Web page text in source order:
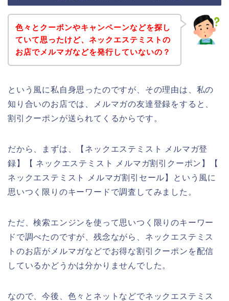
色々とクーポンやキャンペーンなどを探し
ていて思ったけど、ネックエステミストの
お店でメルマガなどを発行していないの？
という風に私自身思ったのですが、その理由は、私の
知り合いのお店では、メルマガの友達登録をすると、
割引クーポンが送られてくるからです。
だから、まずは、【ネックエステミスト メルマガ登
録】【 ネックエステミスト メルマガ割引クーポン】【
ネックエステミスト メルマガ割引セール】という風に
思いつく限りのキーワードで調査してみました。
ただ、検索エンジンを使って思いつく限りのキーワー
ドで調べたのですが、残念ながら、ネックエステミス
トのお店がメルマガなどでお得な割引クーポンを配信
しているかどうかは分かりませんでした。
なので、今後、色々とネットなどでネックエステミス